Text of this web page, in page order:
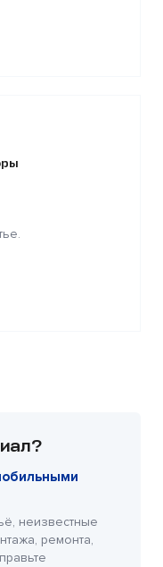
неизвестные
ремонта,